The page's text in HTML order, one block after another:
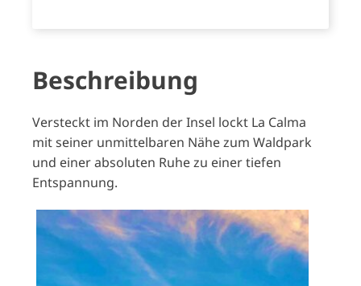
Beschreibung
Versteckt im Norden der Insel lockt La Calma
mit seiner unmittelbaren Nähe zum Waldpark
und einer absoluten Ruhe zu einer tiefen
Entspannung.